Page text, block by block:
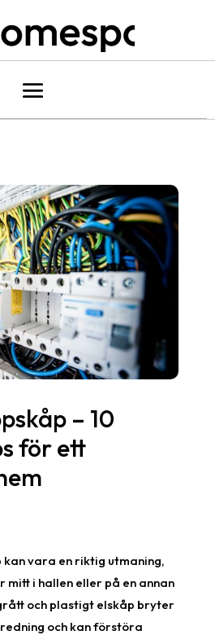
– 10
för ett
vara en riktig utmaning,
mitt i hallen eller på en annan
och plastigt elskåp bryter
och kan förstöra